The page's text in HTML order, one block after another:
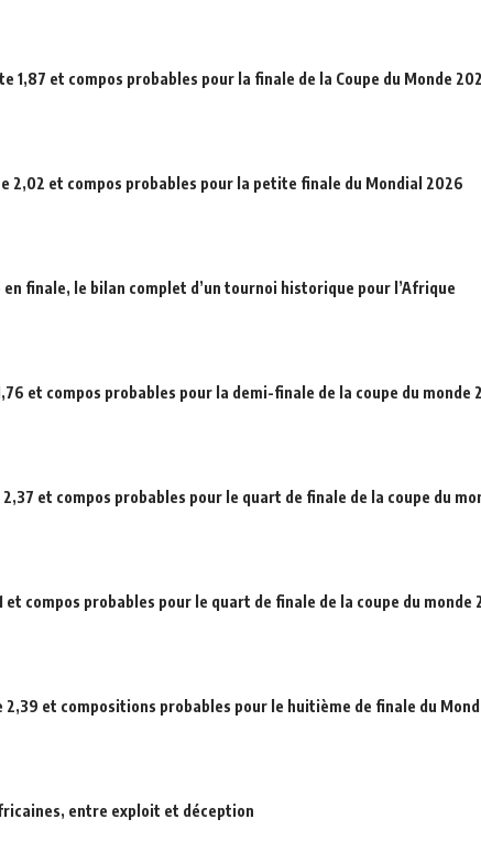
1,87 et compos probables pour la finale de la Coupe du Monde
2,02 et compos probables pour la petite finale du Mondial 2026
finale, le bilan complet d’un tournoi historique pour l’Afrique
et compos probables pour la demi-finale de la coupe du monde
et compos probables pour le quart de finale de la coupe du
et compos probables pour le quart de finale de la coupe du monde
2,39 et compositions probables pour le huitième de finale du
entre exploit et déception